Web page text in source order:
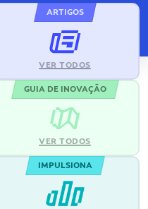
ARTIGOS
VER TODOS
GUIA DE INOVAÇÃO
VER TODOS
IMPULSIONA